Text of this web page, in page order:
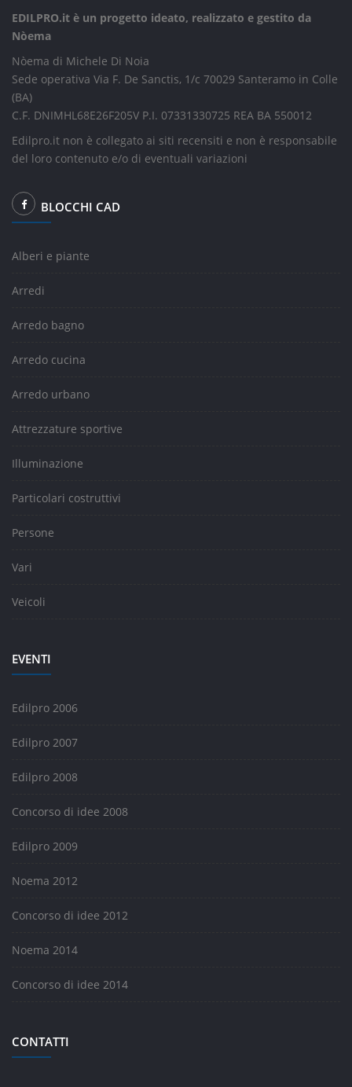
EDILPRO.it è un progetto ideato, realizzato e gestito da
Nòema
Nòema di Michele Di Noia
Sede operativa Via F. De Sanctis, 1/c 70029 Santeramo in Colle
(BA)
C.F. DNIMHL68E26F205V P.I. 07331330725 REA BA 550012
Edilpro.it non è collegato ai siti recensiti e non è responsabile
del loro contenuto e/o di eventuali variazioni
BLOCCHI CAD
Alberi e piante
Arredi
Arredo bagno
Arredo cucina
Arredo urbano
Attrezzature sportive
Illuminazione
Particolari costruttivi
Persone
Vari
Veicoli
EVENTI
Edilpro 2006
Edilpro 2007
Edilpro 2008
Concorso di idee 2008
Edilpro 2009
Noema 2012
Concorso di idee 2012
Noema 2014
Concorso di idee 2014
CONTATTI